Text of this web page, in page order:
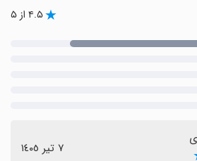
۴.۵ از ۵
٧ تیر ١٤٠٥